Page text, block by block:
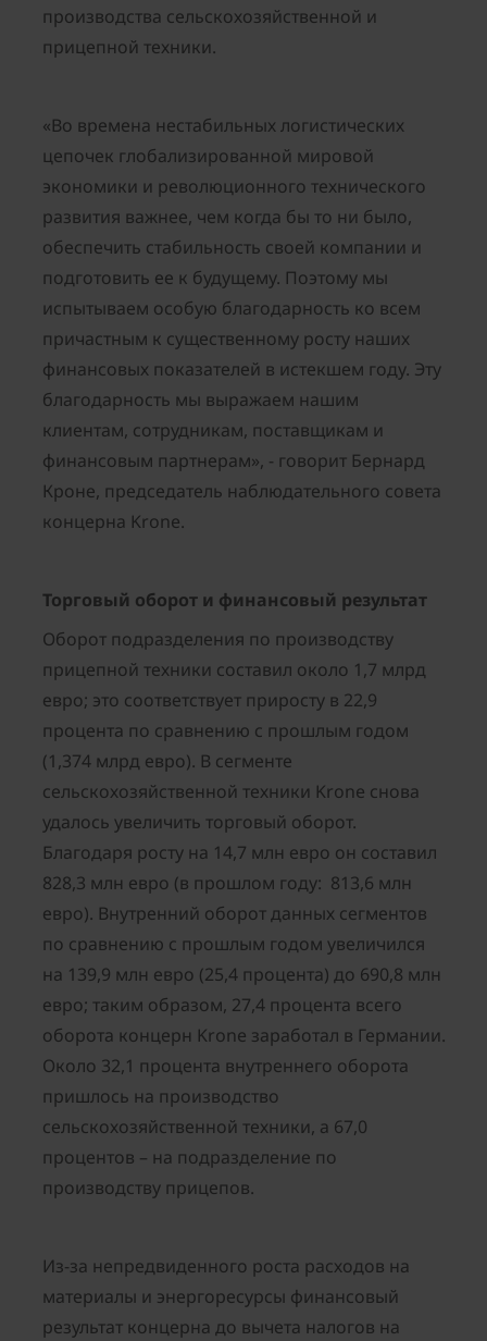
производства сельскохозяйственной и
прицепной техники.
«Во времена нестабильных логистических
цепочек глобализированной мировой
экономики и революционного технического
развития важнее, чем когда бы то ни было,
обеспечить стабильность своей компании и
подготовить ее к будущему. Поэтому мы
испытываем особую благодарность ко всем
причастным к существенному росту наших
финансовых показателей в истекшем году. Эту
благодарность мы выражаем нашим
клиентам, сотрудникам, поставщикам и
финансовым партнерам», - говорит Бернард
Кроне, председатель наблюдательного совета
концерна Krone.
Торговый оборот и финансовый результат
Оборот подразделения по производству
прицепной техники составил около 1,7 млрд
евро; это соответствует приросту в 22,9
процента по сравнению с прошлым годом
(1,374 млрд евро). В сегменте
сельскохозяйственной техники Krone снова
удалось увеличить торговый оборот.
Благодаря росту на 14,7 млн евро он составил
828,3 млн евро (в прошлом году: 813,6 млн
евро). Внутренний оборот данных сегментов
по сравнению с прошлым годом увеличился
на 139,9 млн евро (25,4 процента) до 690,8 млн
евро; таким образом, 27,4 процента всего
оборота концерн Krone заработал в Германии.
Около 32,1 процента внутреннего оборота
пришлось на производство
сельскохозяйственной техники, а 67,0
процентов – на подразделение по
производству прицепов.
Из-за непредвиденного роста расходов на
материалы и энергоресурсы финансовый
результат концерна до вычета налогов на